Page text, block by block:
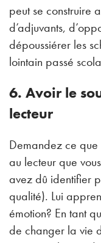
peut se construire
d’adjuvants,
dépoussiérer les
lointain passé
6. Avoir le
lecteur
Demandez ce
au lecteur que
avez dû identifier
qualité). Lui
émotion? En tant
de changer la vie